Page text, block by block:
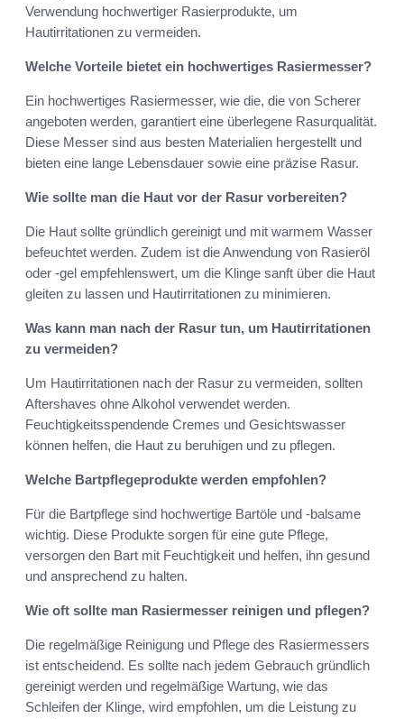
Verwendung hochwertiger Rasierprodukte, um
Hautirritationen zu vermeiden.
Welche Vorteile bietet ein hochwertiges Rasiermesser?
Ein hochwertiges Rasiermesser, wie die, die von Scherer
angeboten werden, garantiert eine überlegene Rasurqualität.
Diese Messer sind aus besten Materialien hergestellt und
bieten eine lange Lebensdauer sowie eine präzise Rasur.
Wie sollte man die Haut vor der Rasur vorbereiten?
Die Haut sollte gründlich gereinigt und mit warmem Wasser
befeuchtet werden. Zudem ist die Anwendung von Rasieröl
oder -gel empfehlenswert, um die Klinge sanft über die Haut
gleiten zu lassen und Hautirritationen zu minimieren.
Was kann man nach der Rasur tun, um Hautirritationen
zu vermeiden?
Um Hautirritationen nach der Rasur zu vermeiden, sollten
Aftershaves ohne Alkohol verwendet werden.
Feuchtigkeitsspendende Cremes und Gesichtswasser
können helfen, die Haut zu beruhigen und zu pflegen.
Welche Bartpflegeprodukte werden empfohlen?
Für die Bartpflege sind hochwertige Bartöle und -balsame
wichtig. Diese Produkte sorgen für eine gute Pflege,
versorgen den Bart mit Feuchtigkeit und helfen, ihn gesund
und ansprechend zu halten.
Wie oft sollte man Rasiermesser reinigen und pflegen?
Die regelmäßige Reinigung und Pflege des Rasiermessers
ist entscheidend. Es sollte nach jedem Gebrauch gründlich
gereinigt werden und regelmäßige Wartung, wie das
Schleifen der Klinge, wird empfohlen, um die Leistung zu